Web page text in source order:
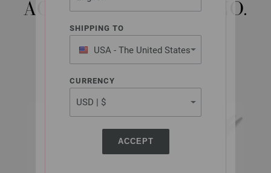
SHIPPING TO
USA - The United States
of America
CURRENCY
ACCEPT
ACERO INOXIDABLE NO.
3,0